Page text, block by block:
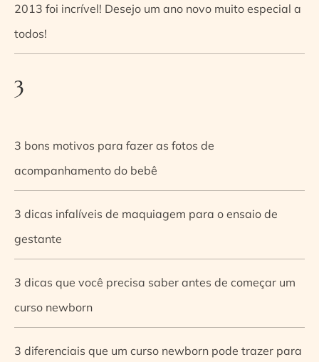
2013 foi incrível! Desejo um ano novo muito especial a
todos!
3
3 bons motivos para fazer as fotos de
acompanhamento do bebê
3 dicas infalíveis de maquiagem para o ensaio de
gestante
3 dicas que você precisa saber antes de começar um
curso newborn
3 diferenciais que um curso newborn pode trazer para